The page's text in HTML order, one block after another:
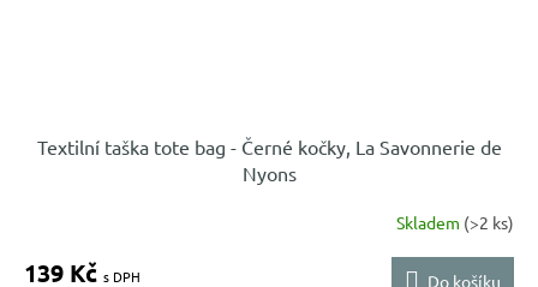
Textilní taška tote bag - Černé kočky, La Savonnerie de
Nyons
Skladem (>2 ks)
139 Kč Do košíku